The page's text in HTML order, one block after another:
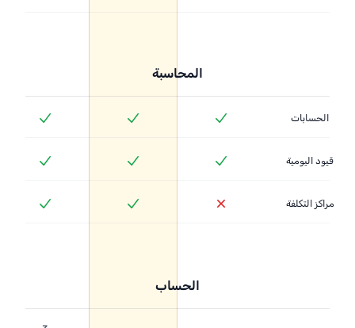
المحاسبة
الحسابات
قيود اليومية
مراكز التكلفة
الحساب